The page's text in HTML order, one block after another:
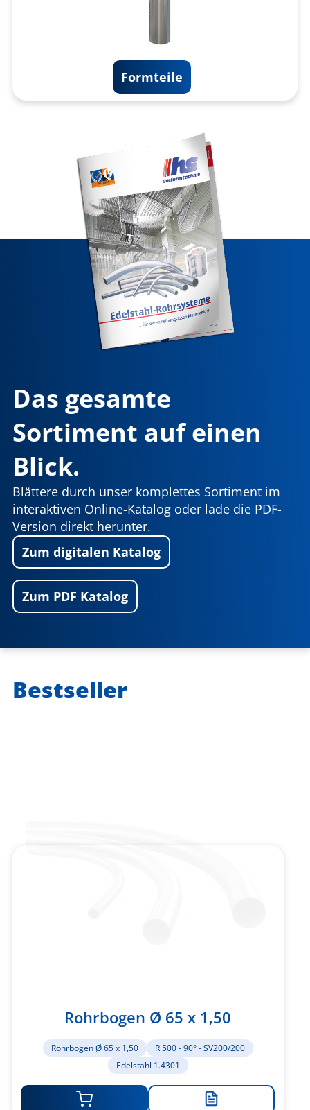
Formteile
Das gesamte
Sortiment auf einen
Blick.
Blättere durch unser komplettes Sortiment im
interaktiven Online-Katalog oder lade die PDF-
Version direkt herunter.
Zum digitalen Katalog
Zum PDF Katalog
Bestseller
Rohrbogen Ø 65 x 1,50
Rohrbogen Ø 65 x 1,50
R 500 - 90° - SV200/200
Edelstahl 1.4301